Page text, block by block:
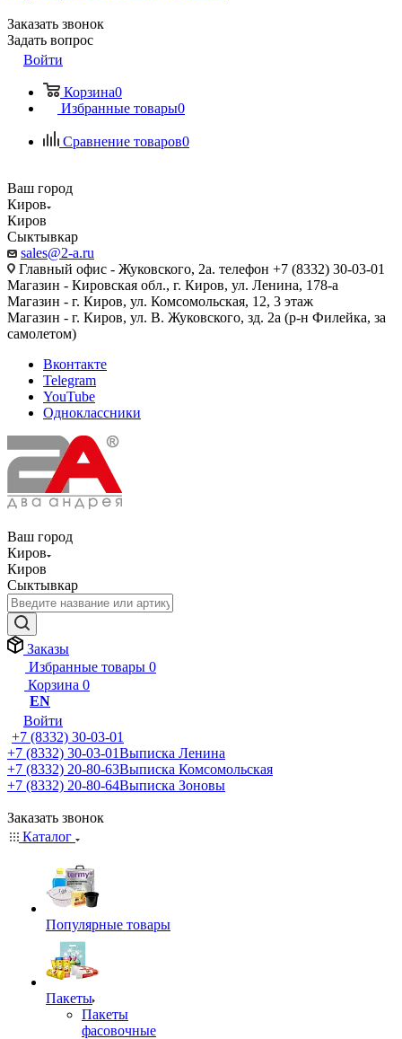
Заказать звонок
Задать вопрос
Войти
Корзина0
Избранные товары0
Сравнение товаров0
Ваш город
Киров
Киров
Сыктывкар
sales@2-a.ru
Главный офис - Жуковского, 2а. телефон +7 (8332) 30-03-01
Магазин - Кировская обл., г. Киров, ул. Ленина, 178-а
Магазин - г. Киров, ул. Комсомольская, 12, 3 этаж
Магазин - г. Киров, ул. В. Жуковского, зд. 2а (р-н Филейка, за
самолетом)
Вконтакте
Telegram
YouTube
Одноклассники
Ваш город
Киров
Киров
Сыктывкар
Заказы
Избранные товары 0
Корзина 0
EN
Войти
+7 (8332) 30-03-01
+7 (8332) 30-03-01Выписка Ленина
+7 (8332) 20-80-63Выписка Комсомольская
+7 (8332) 20-80-64Выписка Зоновы
Заказать звонок
Каталог
Популярные товары
Пакеты
Пакеты
фасовочные